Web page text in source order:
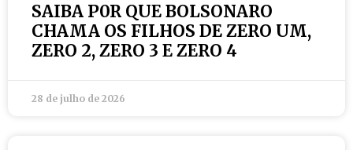
SAIBA P0R QUE BOLSONARO
CHAMA OS FILHOS DE ZERO UM,
ZERO 2, ZERO 3 E ZERO 4
28 de julho de 2026